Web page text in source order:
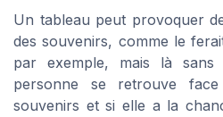
Un tableau peut provoquer
des souvenirs, comme le
par exemple, mais là sans
personne se retrouve
souvenirs et si elle a la